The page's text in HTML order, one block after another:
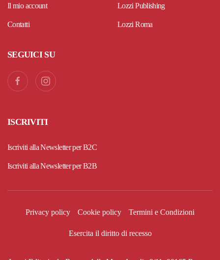
Il mio account
Contatti
Lozzi Publishing
Lozzi Roma
SEGUICI SU
ISCRIVITI
Iscriviti alla Newsletter per B2C
Iscriviti alla Newsletter per B2B
Privacy policy Cookie policy Termini e Condizioni
Esercita il diritto di recesso